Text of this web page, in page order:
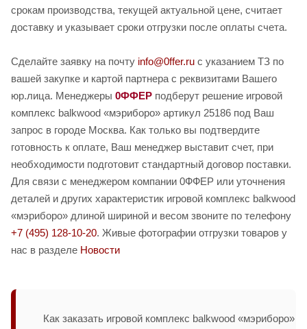
срокам производства, текущей актуальной цене, считает
доставку и указывает сроки отгрузки после оплаты счета.
Сделайте заявку на почту info@0ffer.ru с указанием ТЗ по
вашей закупке и картой партнера с реквизитами Вашего
юр.лица. Менеджеры 0ФФЕР подберут решение игровой
комплекс balkwood «мэриборо» артикул 25186 под Ваш
запрос в городе Москва. Как только вы подтвердите
готовность к оплате, Ваш менеджер выставит счет, при
необходимости подготовит стандартный договор поставки.
Для связи с менеджером компании 0ФФЕР или уточнения
деталей и других характеристик игровой комплекс balkwood
«мэриборо» длиной шириной и весом звоните по телефону
+7 (495) 128-10-20. Живые фотографии отгрузки товаров у
нас в разделе Новости
Как заказать игровой комплекс balkwood «мэриборо»